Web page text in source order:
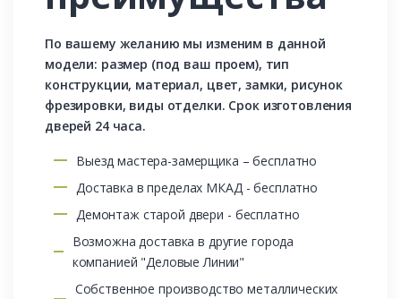
По вашему желанию мы изменим в данной
модели: размер (под ваш проем), тип
конструкции, материал, цвет, замки, рисунок
фрезировки, виды отделки. Срок изготовления
дверей 24 часа.
Выезд мастера-замерщика – бесплатно
Доставка в пределах МКАД - бесплатно
Демонтаж старой двери - бесплатно
Возможна доставка в другие города
компанией "Деловые Линии"
Собственное производство металлических